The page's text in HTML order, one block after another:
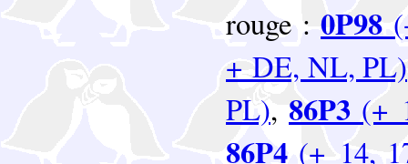
rouge : 0P98
+ DE, NL, PL)
PL), 86P3 (+
86P4 (+ 14,